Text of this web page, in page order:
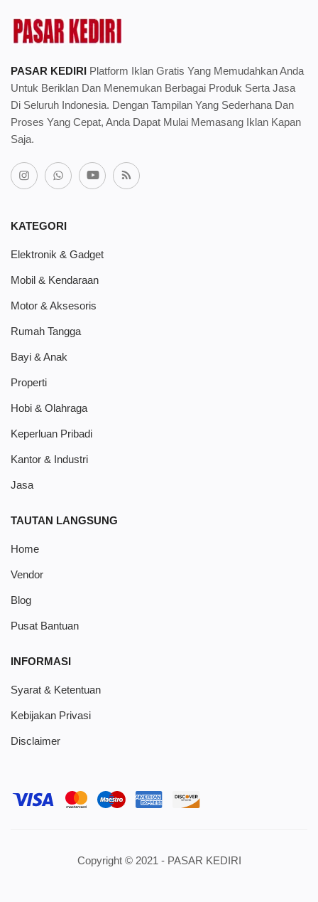
PASAR KEDIRI Platform Iklan Gratis Yang Memudahkan Anda
Untuk Beriklan Dan Menemukan Berbagai Produk Serta Jasa
Di Seluruh Indonesia. Dengan Tampilan Yang Sederhana Dan
Proses Yang Cepat, Anda Dapat Mulai Memasang Iklan Kapan
Saja.
KATEGORI
Elektronik & Gadget
Mobil & Kendaraan
Motor & Aksesoris
Rumah Tangga
Bayi & Anak
Properti
Hobi & Olahraga
Keperluan Pribadi
Kantor & Industri
Jasa
TAUTAN LANGSUNG
Home
Vendor
Blog
Pusat Bantuan
INFORMASI
Syarat & Ketentuan
Kebijakan Privasi
Disclaimer
Copyright © 2021 - PASAR KEDIRI